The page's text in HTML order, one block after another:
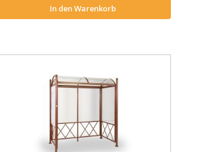
In den Warenkorb